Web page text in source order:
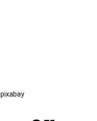
pixabay